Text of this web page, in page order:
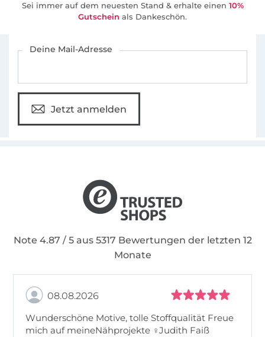
Sei immer auf dem neuesten Stand & erhalte einen 10%
Gutschein als Dankeschön.
Deine Mail-Adresse
Jetzt anmelden
Note 4.87 / 5 aus 5317 Bewertungen der letzten 12
Monate
08.08.2026
Wunderschöne Motive, tolle Stoffqualität Freue
mich auf meineNähprojekte ♀Judith Faiß